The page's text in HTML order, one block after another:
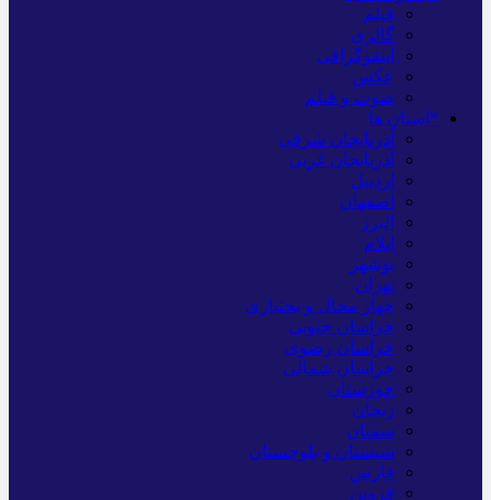
فیلم
گالری
اینفوگرافی
عکس
صوت و فیلم
*استان ها
آذربایجان شرقی
آذربایجان غربی
اردبیل
اصفهان
البرز
ایلام
بوشهر
تهران
چهار محال و بختیاری
خراسان جنوبی
خراسان رضوی
خراسان شمالی
خوزستان
زنجان
سمنان
سیستان و بلوچستان
فارس
قزوین